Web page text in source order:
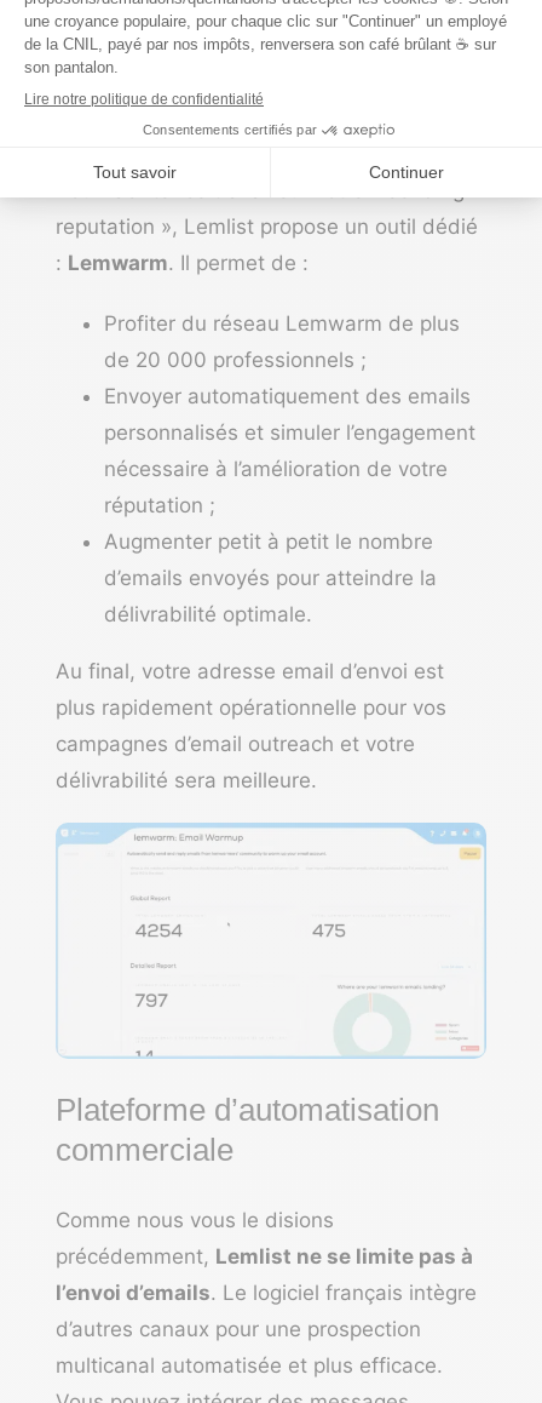
d’envoi c’est-à-dire améliorer votre
réputation d’envoi pour ensuite envoyer des
campagnes plus importantes en envoyant
un petit nombre d’emails.
reputation », Lemlist propose un outil dédié
: Lemwarm. Il permet de :
Profiter du réseau Lemwarm de plus
de 20 000 professionnels ;
Envoyer automatiquement des emails
personnalisés et simuler l’engagement
nécessaire à l’amélioration de votre
réputation ;
Augmenter petit à petit le nombre
d’emails envoyés pour atteindre la
délivrabilité optimale.
Au final, votre adresse email d’envoi est
plus rapidement opérationnelle pour vos
campagnes d’email outreach et votre
délivrabilité sera meilleure.
Plateforme d’automatisation
commerciale
Comme nous vous le disions
précédemment, Lemlist ne se limite pas à
l’envoi d’emails. Le logiciel français intègre
d’autres canaux pour une prospection
multicanal automatisée et plus efficace.